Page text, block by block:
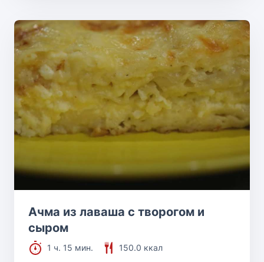
Ачма из лаваша с творогом и
сыром
1 ч. 15 мин.
150.0 ккал